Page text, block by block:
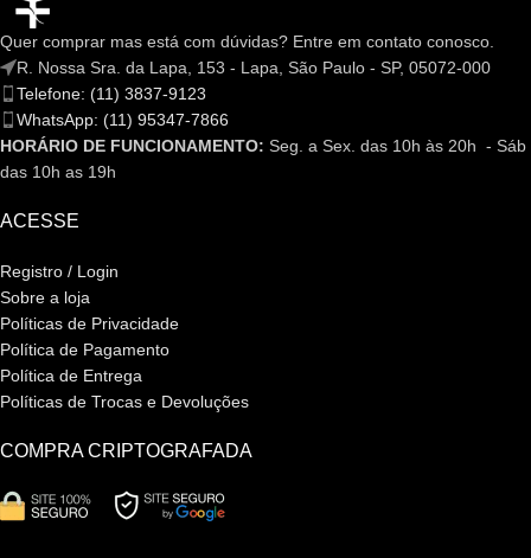
Quer comprar mas está com dúvidas? Entre em contato conosco.
R. Nossa Sra. da Lapa, 153 - Lapa, São Paulo - SP, 05072-000
Telefone: (11) 3837-9123
WhatsApp: (11) 95347-7866
HORÁRIO DE FUNCIONAMENTO: Seg. a Sex. das 10h às 20h - Sáb
das 10h as 19h
ACESSE
Registro / Login
Sobre a loja
Políticas de Privacidade
Política de Pagamento
Política de Entrega
Políticas de Trocas e Devoluções
COMPRA CRIPTOGRAFADA